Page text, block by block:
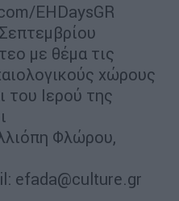
EHDaysGR
με θέμα τις
χώρους
του Ιερού της
Φλώρου,
efada@culture.gr